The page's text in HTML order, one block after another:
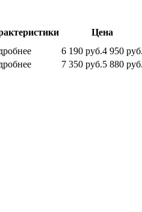
Цена
6 190 руб.4 950 руб.
7 350 руб.5 880 руб.